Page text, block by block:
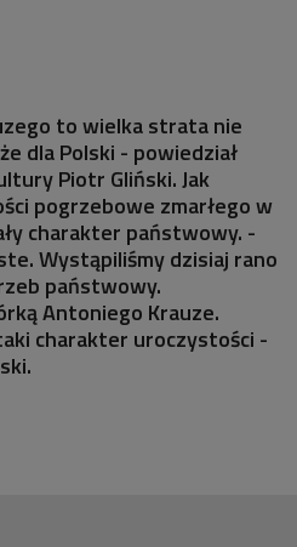
to wielka strata nie
dla Polski - powiedział
Piotr Gliński. Jak
pogrzebowe zmarłego w
charakter państwowy. -
Wystąpiliśmy dzisiaj rano
państwowy.
Antoniego Krauze.
charakter uroczystości -